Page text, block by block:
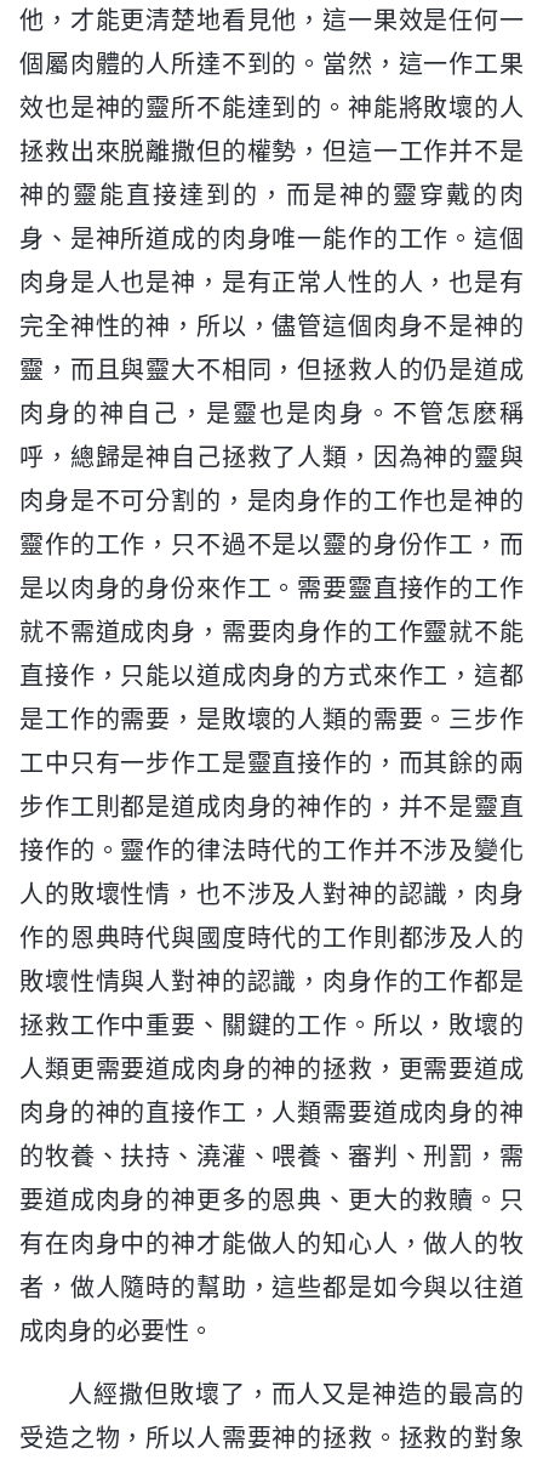
他，才能更清楚地看見他，這一果效是任何一
個屬肉體的人所達不到的。當然，這一作工果
效也是神的靈所不能達到的。神能將敗壞的人
拯救出來脱離撒但的權勢，但這一工作并不是
神的靈能直接達到的，而是神的靈穿戴的肉
身、是神所道成的肉身唯一能作的工作。這個
肉身是人也是神，是有正常人性的人，也是有
完全神性的神，所以，儘管這個肉身不是神的
靈，而且與靈大不相同，但拯救人的仍是道成
肉身的神自己，是靈也是肉身。不管怎麽稱
呼，總歸是神自己拯救了人類，因為神的靈與
肉身是不可分割的，是肉身作的工作也是神的
靈作的工作，只不過不是以靈的身份作工，而
是以肉身的身份來作工。需要靈直接作的工作
就不需道成肉身，需要肉身作的工作靈就不能
直接作，只能以道成肉身的方式來作工，這都
是工作的需要，是敗壞的人類的需要。三步作
工中只有一步作工是靈直接作的，而其餘的兩
步作工則都是道成肉身的神作的，并不是靈直
接作的。靈作的律法時代的工作并不涉及變化
人的敗壞性情，也不涉及人對神的認識，肉身
作的恩典時代與國度時代的工作則都涉及人的
敗壞性情與人對神的認識，肉身作的工作都是
拯救工作中重要、關鍵的工作。所以，敗壞的
人類更需要道成肉身的神的拯救，更需要道成
肉身的神的直接作工，人類需要道成肉身的神
的牧養、扶持、澆灌、喂養、審判、刑罰，需
要道成肉身的神更多的恩典、更大的救贖。只
有在肉身中的神才能做人的知心人，做人的牧
者，做人隨時的幫助，這些都是如今與以往道
成肉身的必要性。
人經撒但敗壞了，而人又是神造的最高的
受造之物，所以人需要神的拯救。拯救的對象